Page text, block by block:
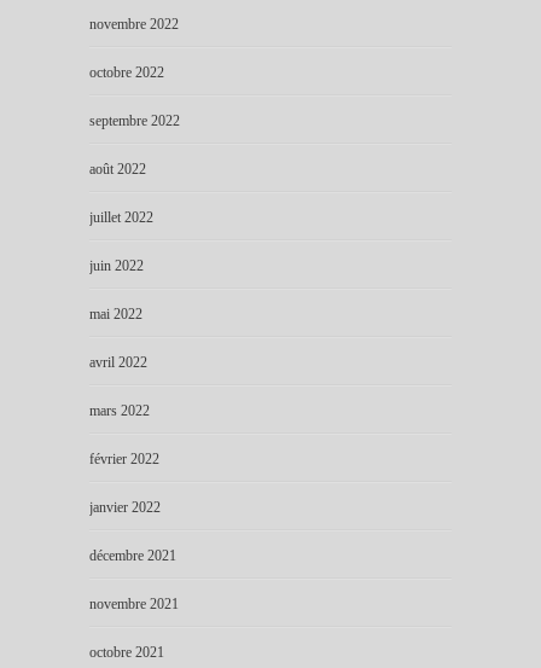
novembre 2022
octobre 2022
septembre 2022
août 2022
juillet 2022
juin 2022
mai 2022
avril 2022
mars 2022
février 2022
janvier 2022
décembre 2021
novembre 2021
octobre 2021